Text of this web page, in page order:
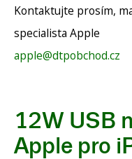
Kontaktujte prosím,
specialista Apple
apple@dtpobchod.cz
12W USB
Apple pro